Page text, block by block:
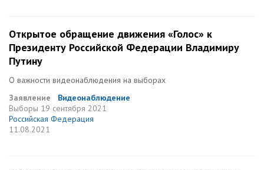
Открытое обращение движения «Голос» к
Президенту Российской Федерации Владимиру
Путину
О важности видеонаблюдения на выборах
Заявление
Видеонаблюдение
Выборы 19 сентября 2021
Российская Федерация
11.08.2021